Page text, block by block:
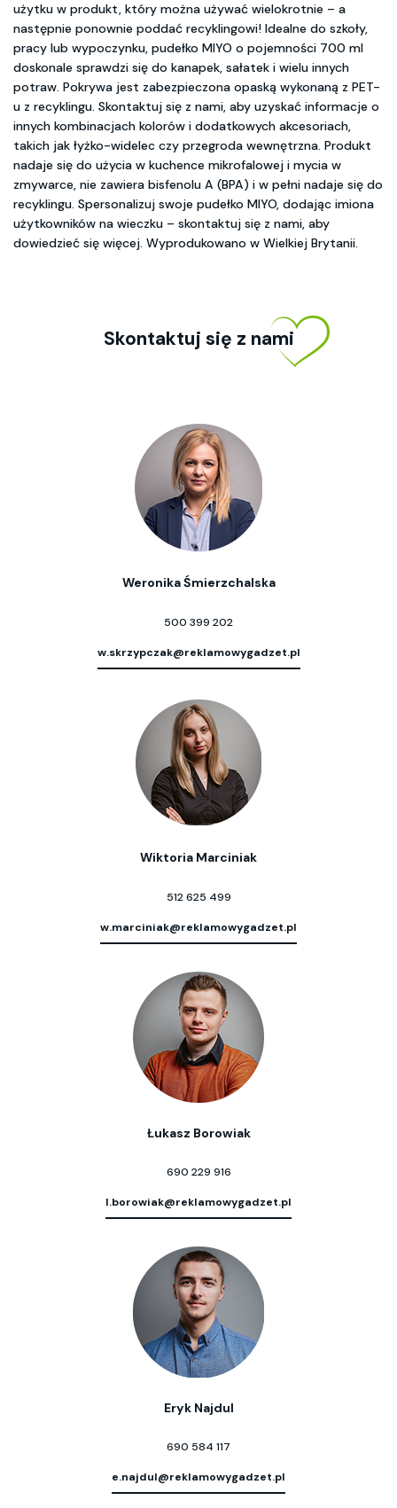
użytku w produkt, który można używać wielokrotnie – a
następnie ponownie poddać recyklingowi! Idealne do szkoły,
pracy lub wypoczynku, pudełko MIYO o pojemności 700 ml
doskonale sprawdzi się do kanapek, sałatek i wielu innych
potraw. Pokrywa jest zabezpieczona opaską wykonaną z PET-
u z recyklingu. Skontaktuj się z nami, aby uzyskać informacje o
innych kombinacjach kolorów i dodatkowych akcesoriach,
takich jak łyżko-widelec czy przegroda wewnętrzna. Produkt
nadaje się do użycia w kuchence mikrofalowej i mycia w
zmywarce, nie zawiera bisfenolu A (BPA) i w pełni nadaje się do
recyklingu. Spersonalizuj swoje pudełko MIYO, dodając imiona
użytkowników na wieczku – skontaktuj się z nami, aby
dowiedzieć się więcej. Wyprodukowano w Wielkiej Brytanii.
Skontaktuj się z nami
Weronika Śmierzchalska
500 399 202
w.skrzypczak@reklamowygadzet.pl
Wiktoria Marciniak
512 625 499
w.marciniak@reklamowygadzet.pl
Łukasz Borowiak
690 229 916
l.borowiak@reklamowygadzet.pl
Eryk Najdul
690 584 117
e.najdul@reklamowygadzet.pl